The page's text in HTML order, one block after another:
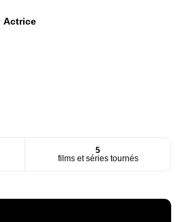
Actrice
5
films et séries tournés